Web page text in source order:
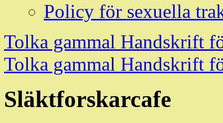
Policy för sexuella
Tolka gammal Handskrift
Tolka gammal Handskrift
Släktforskarcafe